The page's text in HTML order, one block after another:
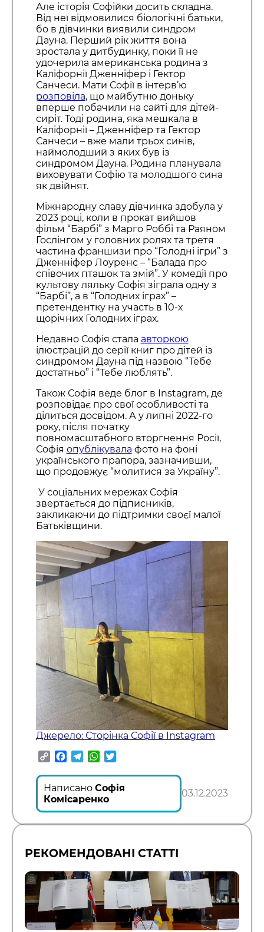
Але історія Софійки досить складна.
Від неї відмовилися біологічні батьки,
бо в дівчинки виявили синдром
Дауна. Перший рік життя вона
зростала у дитбудинку, поки її не
удочерила американська родина з
Каліфорнії Дженніфер і Гектор
Санчеси. Мати Софії в інтерв’ю
розповіла, що майбутню доньку
вперше побачили на сайті для дітей-
сиріт. Тоді родина, яка мешкала в
Каліфорнії – Дженніфер та Гектор
Санчеси – вже мали трьох синів,
наймолодший з яких був із
синдромом Дауна. Родина планувала
виховувати Софію та молодшого сина
як двійнят.
Міжнародну славу дівчинка здобула у
2023 році, коли в прокат вийшов
фільм “Барбі” з Марго Роббі та Раяном
Гослінгом у головних ролях та третя
частина франшизи про “Голодні ігри” з
Дженніфер Лоуренс – “Балада про
співочих пташок та змій”. У комедії про
культову ляльку Софія зіграла одну з
“Барбі”, а в “Голодних іграх” –
претендентку на участь в 10-х
щорічних Голодних іграх.
Недавно Софія стала авторкою
ілюстрацій до серії книг про дітей із
синдромом Дауна під назвою “Тебе
достатньо” і “Тебе люблять”.
Також Софія веде блог в Instagram, де
розповідає про свої особливості та
ділиться досвідом. А у липні 2022-го
року, після початку
повномасштабного вторгнення Росії,
Софія опублікувала фото на фоні
українського прапора, зазначивши,
що продовжує “молитися за Україну”.
У соціальних мережах Софія
звертається до підписників,
закликаючи до підтримки своєї малої
Батьківщини.
Джерело: Сторінка Софії в Instagram
CopyFacebook
TelegramWhatsApp
Написано Софія
Комісаренко
03.12.2023
РЕКОМЕНДОВАНІ СТАТТІ